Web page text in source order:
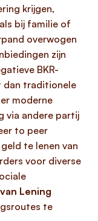
krijgen,
bij familie of
overwogen
zijn
BKR-
dan traditionele
moderne
via andere partij
to peer
te lenen van
voor diverse
Lening
te